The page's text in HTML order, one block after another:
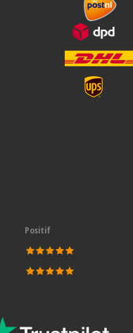
Positif